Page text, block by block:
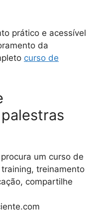
prático e acessível
da
curso de
um curso de
treinamento
compartilhe